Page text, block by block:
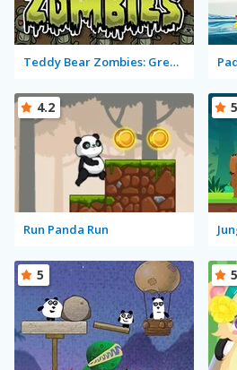
Teddy Bear Zombies: Grenades
Run Panda Run
4.2 5
5 5